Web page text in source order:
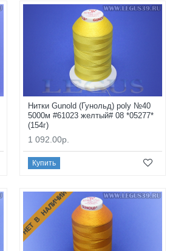
Нитки Gunold (Гунольд) poly №40
5000м #61023 желтый# 08 *05277*
(154г)
1 092.00р.
Купить
НЕТ В НАЛИЧИИ